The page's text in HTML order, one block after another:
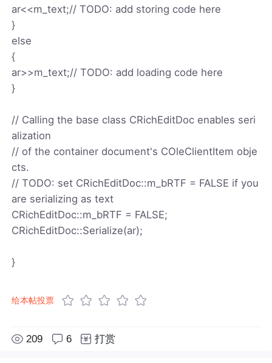
ar<<m_text;// TODO: add storing code here
}
else
{
ar>>m_text;// TODO: add loading code here
}
// Calling the base class CRichEditDoc enables seri
alization
// of the container document's COleClientItem obje
cts.
// TODO: set CRichEditDoc::m_bRTF = FALSE if you
are serializing as text
CRichEditDoc::m_bRTF = FALSE;
CRichEditDoc::Serialize(ar);
}
给本帖投票
209 6 打赏